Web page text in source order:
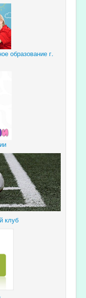
образование г.
клуб